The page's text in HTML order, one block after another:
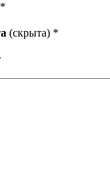
*
(скрыта) *